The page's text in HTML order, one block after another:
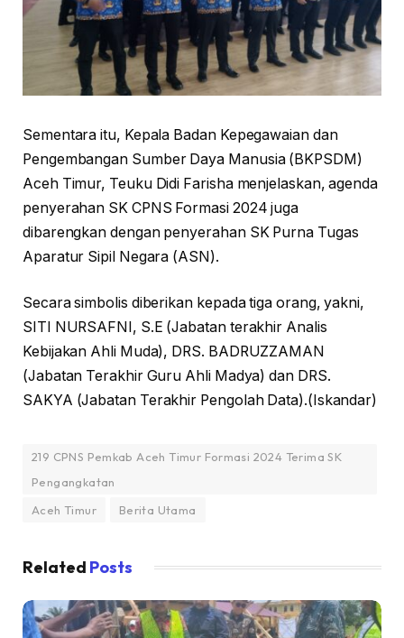
Sementara itu, Kepala Badan Kepegawaian dan
Pengembangan Sumber Daya Manusia (BKPSDM)
Aceh Timur, Teuku Didi Farisha menjelaskan, agenda
penyerahan SK CPNS Formasi 2024 juga
dibarengkan dengan penyerahan SK Purna Tugas
Aparatur Sipil Negara (ASN).
Secara simbolis diberikan kepada tiga orang, yakni,
SITI NURSAFNI, S.E (Jabatan terakhir Analis
Kebijakan Ahli Muda), DRS. BADRUZZAMAN
(Jabatan Terakhir Guru Ahli Madya) dan DRS.
SAKYA (Jabatan Terakhir Pengolah Data).(Iskandar)
219 CPNS Pemkab Aceh Timur Formasi 2024 Terima SK
Pengangkatan
Aceh Timur
Berita Utama
Related Posts